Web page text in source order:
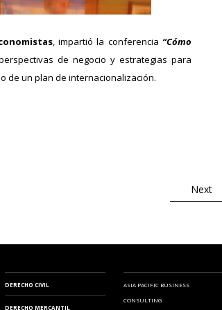
, impartió la conferencia“Cómo
de negocio y estrategias para
de un plan de internacionalización.
Next
DERECHO CIVIL
DERECHO MERCANTIL
ASIA PACIFIC BUSINESS
CONSULTING